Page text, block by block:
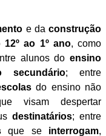
e daconstrução
12º ao 1º ano, como
alunos do ensino
secundário; entre
do ensino não
visam despertar
destinatários; entre
que se interrogam,